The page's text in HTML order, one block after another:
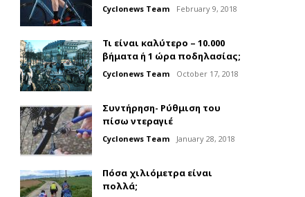
Cyclonews Team February 9, 2018
Τι είναι καλύτερο – 10.000
βήματα ή 1 ώρα ποδηλασίας;
Cyclonews Team October 17, 2018
Συντήρηση- Ρύθμιση του
πίσω ντεραγιέ
Cyclonews Team January 28, 2018
Πόσα χιλιόμετρα είναι
πολλά;